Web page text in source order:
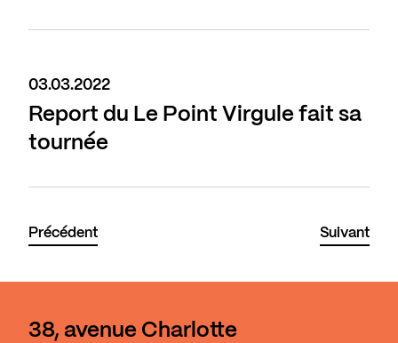
03.03.2022
Report du Le Point Virgule fait sa
tournée
Précédent Suivant
38, avenue Charlotte